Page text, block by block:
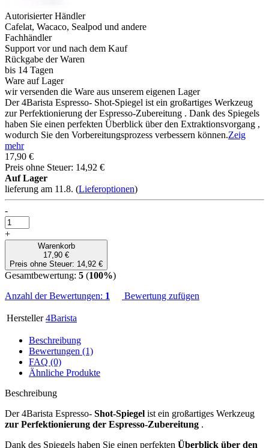
Autorisierter Händler
Cafelat, Wacaco, Sealpod und andere
Fachhändler
Support vor und nach dem Kauf
Rückgabe der Waren
bis 14 Tagen
Ware auf Lager
wir versenden die Ware aus unserem eigenen Lager
Der 4Barista Espresso- Shot-Spiegel ist ein großartiges Werkzeug
zur Perfektionierung der Espresso-Zubereitung . Dank des Spiegels
haben Sie einen perfekten Überblick über den Extraktionsvorgang ,
wodurch Sie den Vorbereitungsprozess verbessern können.Zeig
mehr
17,90 €
Preis ohne Steuer: 14,92 €
Auf Lager
lieferung am 11.8. (Lieferoptionen)
-
+
Warenkorb
17,90 €
Preis ohne Steuer: 14,92 €
Gesamtbewertung: 5 (100%)
Anzahl der Bewertungen: 1 Bewertung zufügen
Hersteller 4Barista
Beschreibung
Bewertungen (1)
FAQ (0)
Ähnliche Produkte
Beschreibung
Der 4Barista Espresso- Shot-Spiegel ist ein großartiges Werkzeug
zur Perfektionierung der Espresso-Zubereitung .
Dank des Spiegels haben Sie einen perfekten Überblick über den